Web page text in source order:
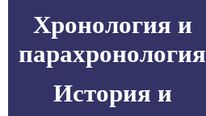
Хронология и
парахронология
История и